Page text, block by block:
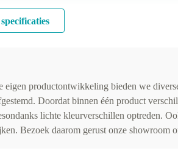
eigen productontwikkeling bieden we
Doordat binnen één product
lichte kleurverschillen optreden.
Bezoek daarom gerust onze showroom